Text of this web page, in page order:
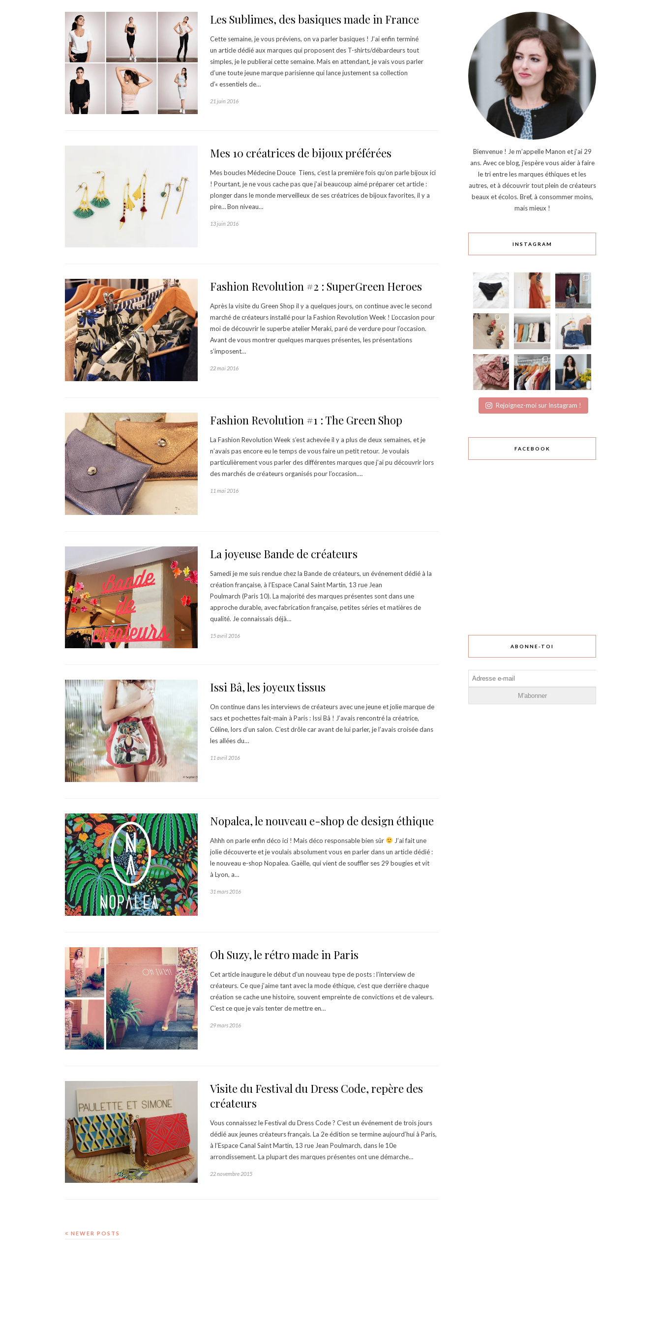
Les Sublimes, des basiques made in France
Cette semaine, je vous préviens, on va parler basiques ! J’ai enfin terminé
un article dédié aux marques qui proposent des T-shirts/débardeurs tout
simples, je le publierai cette semaine. Mais en attendant, je vais vous parler
d’une toute jeune marque parisienne qui lance justement sa collection
d’« essentiels de…
21 juin 2016
Mes 10 créatrices de bijoux préférées
Mes boucles Médecine Douce Tiens, c’est la première fois qu’on parle bijoux ici
! Pourtant, je ne vous cache pas que j’ai beaucoup aimé préparer cet article :
plonger dans le monde merveilleux de ses créatrices de bijoux favorites, il y a
pire… Bon niveau…
13 juin 2016
Fashion Revolution #2 : SuperGreen Heroes
Après la visite du Green Shop il y a quelques jours, on continue avec le second
marché de créateurs installé pour la Fashion Revolution Week ! L’occasion pour
moi de découvrir le superbe atelier Meraki, paré de verdure pour l’occasion.
Avant de vous montrer quelques marques présentes, les présentations
s’imposent…
22 mai 2016
Fashion Revolution #1 : The Green Shop
La Fashion Revolution Week s’est achevée il y a plus de deux semaines, et je
n’avais pas encore eu le temps de vous faire un petit retour. Je voulais
particulièrement vous parler des différentes marques que j’ai pu découvrir lors
des marchés de créateurs organisés pour l’occasion.…
11 mai 2016
La joyeuse Bande de créateurs
Samedi je me suis rendue chez la Bande de créateurs, un événement dédié à la
création française, à l’Espace Canal Saint Martin, 13 rue Jean
Poulmarch (Paris 10). La majorité des marques présentes sont dans une
approche durable, avec fabrication française, petites séries et matières de
qualité. Je connaissais déjà…
15 avril 2016
Issi Bâ, les joyeux tissus
On continue dans les interviews de créateurs avec une jeune et jolie marque de
sacs et pochettes fait-main à Paris : Issi Bâ ! J’avais rencontré la créatrice,
Céline, lors d’un salon. C’est drôle car avant de lui parler, je l’avais croisée dans
les allées du…
11 avril 2016
Nopalea, le nouveau e-shop de design éthique
Ahhh on parle enfin déco ici ! Mais déco responsable bien sûr
J’ai fait une
jolie découverte et je voulais absolument vous en parler dans un article dédié :
le nouveau e-shop Nopalea. Gaëlle, qui vient de souffler ses 29 bougies et vit
à Lyon, a…
31 mars 2016
Oh Suzy, le rétro made in Paris
Cet article inaugure le début d’un nouveau type de posts : l’interview de
créateurs. Ce que j’aime tant avec la mode éthique, c’est que derrière chaque
création se cache une histoire, souvent empreinte de convictions et de valeurs.
C’est ce que je vais tenter de mettre en…
29 mars 2016
Visite du Festival du Dress Code, repère des
créateurs
Vous connaissez le Festival du Dress Code ? C’est un événement de trois jours
dédié aux jeunes créateurs français. La 2e édition se termine aujourd’hui à Paris,
à l’Espace Canal Saint Martin, 13 rue Jean Poulmarch, dans le 10e
arrondissement. La plupart des marques présentes ont une démarche…
22 novembre 2015
NEWER POSTS
Bienvenue ! Je m’appelle Manon et j’ai 29
ans. Avec ce blog, j’espère vous aider à faire
le tri entre les marques éthiques et les
autres, et à découvrir tout plein de créateurs
beaux et écolos. Bref, à consommer moins,
mais mieux !
INSTAGRAM
Rejoignez-moi sur Instagram !
FACEBOOK
ABONNE-TOI
Adresse
e-